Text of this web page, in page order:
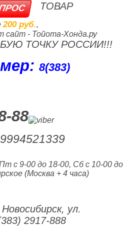
200 руб.,
сайт - Тойота-Хонда.ру
ТОВАР
ТОЧКУ РОССИИ!!!
8(383)
88
с 9-00 до 18-00, Сб с 10-00 до
(Москва + 4 часа)
ул.
2917-888